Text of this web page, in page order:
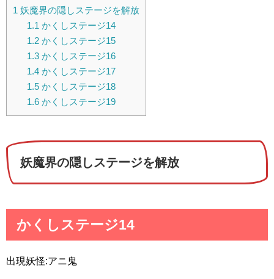
1 妖魔界の隠しステージを解放
1.1 かくしステージ14
1.2かくしステージ15
1.3かくしステージ16
1.4かくしステージ17
1.5かくしステージ18
1.6かくしステージ19
妖魔界の隠しステージを解放
かくしステージ14
出現妖怪:アニ鬼